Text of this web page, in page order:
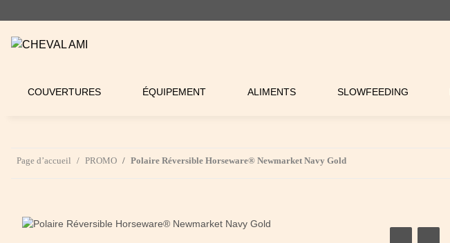
COUVERTURES ÉQUIPEMENT ALIMENTS SLOWFEEDING
Page d’accueil PROMO Polaire Réversible Horseware® Newmarket Navy Gold